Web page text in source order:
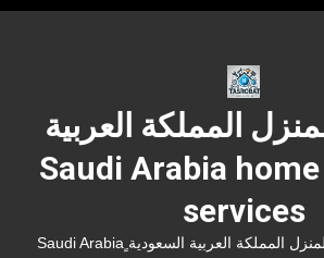
المملكة العربية
السعودية Saudi Arabia home
services
توفير جميع خدمات المنزل المملكة العربية السعودية ٍSaudi Arabia